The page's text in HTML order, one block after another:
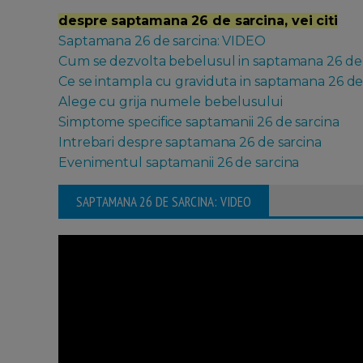
despre saptamana 26 de sarcina, vei citi
Saptamana 26 de sarcina: VIDEO
Cum se dezvolta bebelusul in saptamana 26 de
Ce se intampla cu graviduta in saptamana 26
Alege cu grija numele bebelusului
Simptome specifice saptamanii 26 de sarcina
Intrebari despre saptamana 26 de sarcina
Evenimentul saptamanii 26 de sarcina
SAPTAMANA 26 DE SARCINA: VIDEO